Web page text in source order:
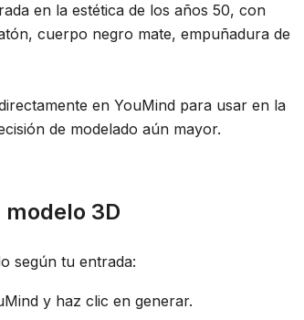
en la estética de los años 50, con
cuerpo negro mate, empuñadura de
en YouMind para usar en la
de modelado aún mayor.
3D
según tu entrada:
y haz clic en generar.